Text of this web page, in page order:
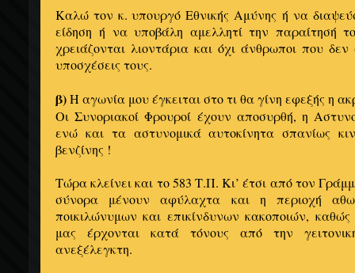
Καλώ τον κ. υπουργό Εθνικής Αμύνης ή να
είδηση ή να υποβάλη αμελλητί την παραίτησή
χρειάζονται λιοντάρια και όχι άνθρωποι που
υποσχέσεις τους.
β)Η αγωνία μου έγκειται στο τι θα γίνη εφεξής η
Οι Συνοριακοί Φρουροί έχουν αποσυρθή, η
ενώ και τα αστυνομικά αυτοκίνητα σπανίως
βενζίνης !
Τώρα κλείνει και το 583 Τ.Π. Κι’ έτσι από τον
σύνορα μένουν αφύλαχτα και η περιοχή
ποικιλώνυμων και επικίνδυνων κακοποιών,
μας έρχονται κατά τόνους από την
ανεξέλεγκτη.